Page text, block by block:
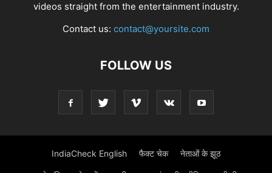
videos straight from the entertainment industry.
Contact us: contact@yoursite.com
FOLLOW US
IndiaCheck English फैक्ट चेक नेताओं के झूठ